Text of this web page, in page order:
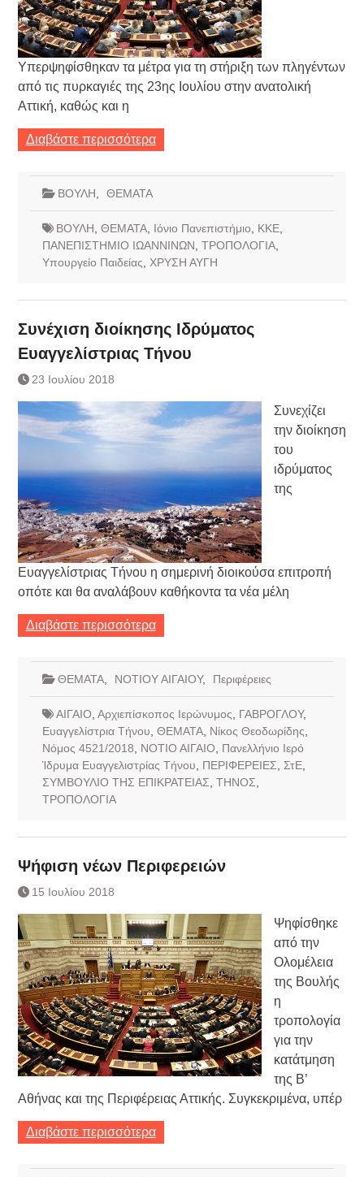
Υπερψηφίσθηκαν τα μέτρα για τη στήριξη των πληγέντων
από τις πυρκαγιές της 23ης Ιουλίου στην ανατολική
Αττική, καθώς και η
Διαβάστε περισσότερα
ΒΟΥΛΗ ΘΕΜΑΤΑ
ΒΟΥΛΗ ΘΕΜΑΤΑ, Ιόνιο Πανεπιστήμιο ΚΚΕ,
ΠΑΝΕΠΙΣΤΗΜΙΟ ΙΩΑΝΝΙΝΩΝ ΤΡΟΠΟΛΟΓΙΑ,
Υπουργείο Παιδείας
ΧΡΥΣΗ ΑΥΓΗ
Συνέχιση διοίκησης Ιδρύματος
Ευαγγελίστριας Τήνου
23 Ιουλίου 2018
Συνεχίζει
την διοίκηση
του
ιδρύματος
της
Ευαγγελίστριας Τήνου η σημερινή διοικούσα επιτροπή
οπότε και θα αναλάβουν καθήκοντα τα νέα μέλη
Διαβάστε περισσότερα
ΘΕΜΑΤΑ, ΝΟΤΙΟΥ ΑΙΓΑΙΟΥ, Περιφέρειες
ΑΙΓΑΙΟ Αρχιεπίσκοπος Ιερώνυμος ΓΑΒΡΟΓΛΟΥ,
Ευαγγελίστρια Τήνου ΘΕΜΑΤΑ, Νίκος Θεοδωρίδης
Νόμος 4521/2018
ΝΟΤΙΟ ΑΙΓΑΙΟ
Πανελλήνιο Ιερό
Ίδρυμα Ευαγγελιστρίας Τήνου
ΠΕΡΙΦΕΡΕΙΕΣ ΣτΕ,
ΣΥΜΒΟΥΛΙΟ ΤΗΣ ΕΠΙΚΡΑΤΕΙΑΣ ΤΗΝΟΣ
ΤΡΟΠΟΛΟΓΙΑ
Ψήφιση νέων Περιφερειών
15 Ιουλίου 2018
Ψηφίσθηκε
από την
Ολομέλεια
της Βουλής
η
τροπολογία
για την
κατάτμηση
της Β’
Αθήνας και της Περιφέρειας Αττικής. Συγκεκριμένα, υπέρ
Διαβάστε περισσότερα